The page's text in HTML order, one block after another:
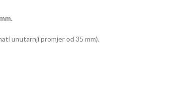
unutarnji promjer od 35 mm).